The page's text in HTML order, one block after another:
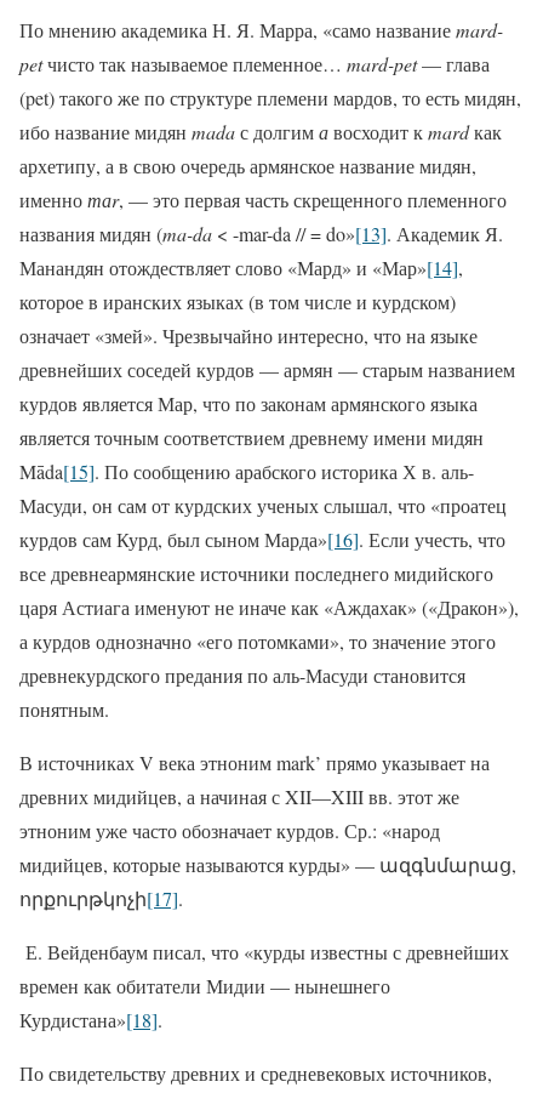
По мнению академика Н. Я. Марра, «само названиеmard-
petчисто так называемое племенное… mard-pet— глава
(pet) такого же по структуре племени мардов, то есть мидян,
ибо название мидян madaс долгимавосходит кmardкак
архетипу, а в свою очередь армянское название мидян,
именнотаr, — это первая часть скрещенного племенного
названия мидян (ma-da < -mar-da // = do»[13]. Академик Я.
Манандян отождествляет слово «Мард» и «Мар»[14],
которое в иранских языках (в том числе и курдском)
означает «змей». Чрезвычайно интересно, что на языке
древнейших соседей курдов — армян — старым названием
курдов является Мар, что по законам армянского языка
является точным соответствием древнему имени мидян
Māda[15]. По сообщению арабского историка Х в. аль-
Масуди, он сам от курдских ученых слышал, что «проатец
курдов сам Курд, был сыном Марда»[16]. Если учесть, что
все древнеармянские источники последнего мидийского
царя Астиага именуют не иначе как «Аждахак» («Дракон»),
а курдов однозначно «его потомками», то значение этого
древнекурдского предания по аль-Масуди становится
понятным.
В источниках V века этноним mark’ прямо указывает на
древних мидийцев, а начиная с XII—XIII вв. этот же
этноним уже часто обозначает курдов. Ср.: «народ
мидийцев, которые называются курды» — ազգնմարաց,
որքուրթկոչի[17].
Е. Вейденбаум писал, что «курды известны с древнейших
времен как обитатели Мидии — нынешнего
Курдистана»[18].
По свидетельству древних и средневековых источников,